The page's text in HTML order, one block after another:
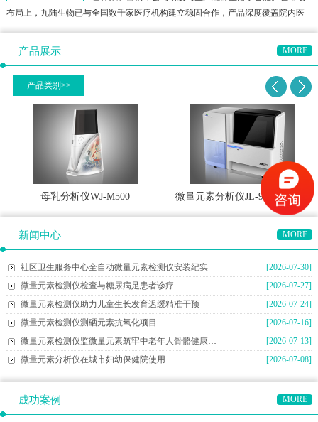
布局上，九陆生物已与全国数千家医疗机构建立稳固合作，产品深度覆盖院内医
态圈。公司产品矩阵涵盖全自动微量元素分析仪、全自动维生素分
产品展示 MORE
产品类别>>
母乳分析仪WJ-M500
微量元素分析仪JL-996A（精英
新闻中心 MORE
[2026-07-30]
社区卫生服务中心全自动微量元素检测仪安装纪实
[2026-07-27]
微量元素检测仪检查与糖尿病足患者诊疗
[2026-07-24]
微量元素检测仪助力儿童生长发育迟缓精准干预
[2026-07-16]
微量元素检测仪测硒元素抗氧化项目
[2026-07-13]
微量元素检测仪监微量元素筑牢中老年人骨骼健康防线
[2026-07-08]
微量元素分析仪在城市妇幼保健院使用
成功案例 MORE